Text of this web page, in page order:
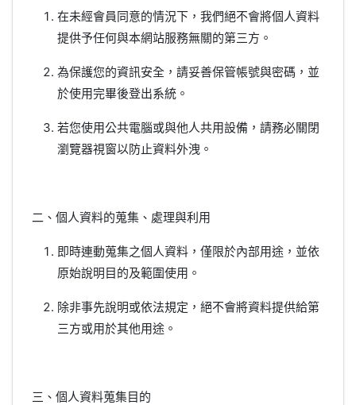
在未經會員同意的情況下，我們絕不會將個人資料
提供予任何與本網站服務無關的第三方。
為保護您的資訊安全，請妥善保管帳號與密碼，並
於使用完畢後登出系統。
若您使用公共電腦或與他人共用設備，請務必關閉
瀏覽器視窗以防止資料外洩。
二、個人資料的蒐集、處理與利用
即時連動蒐集之個人資料，僅限於內部用途，並依
原始說明目的及範圍使用。
除非事先說明或依法規定，絕不會將資料提供給第
三方或用於其他用途。
三、個人資料蒐集目的